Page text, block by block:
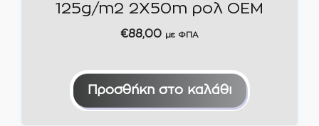
125g/m2 2X50m ρολ ΟΕΜ
€88,00 με ΦΠΑ
Προσθήκη στο καλάθι